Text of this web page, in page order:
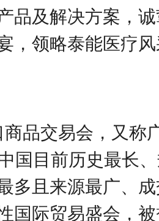
品及解决方案，
，领略泰能医疗
品交易会，又称
国目前历史最长
多且来源最广、
国际贸易盛会，